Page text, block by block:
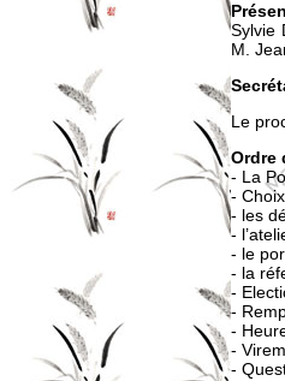
Sylvie
M.
Le
Ordre
- La
-
- les
-
- le
- la
-
-
-
-
-